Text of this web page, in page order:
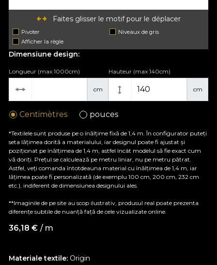
Faites glisser le motif pour le déplacer
Pivoter
Niveaux de gris
Afficher la règle
Materiale textile: Origin
Dimensiune design:
cm
Longueur (max 1000cm)
cm
Hauteur (max 140cm)
Centimètres pouces
*Textilele sunt produse pe o înălțime fixă de 1,4 m. În configurator puteți
seta lățimea dorită a materialului, iar designul poate fi ajustat și
poziționat pe înălțimea de 1,4 m, astfel încât modelul să fie exact cum
vă doriți. Prețul se calculează pe metru liniar, nu pe metru pătrat.
Astfel, veți comanda întotdeauna material cu înălțimea de 1,4 m, iar
lățimea poate fi personalizată (de exemplu 100 cm, 200 cm, 232 cm
etc.), indiferent de dimensiunea designului ales.
**Imaginile de pe site au scop ilustrativ, produsul real poate prezenta
diferențe subtile de nuanță față de cele vizualizate online.
36,18 € / m